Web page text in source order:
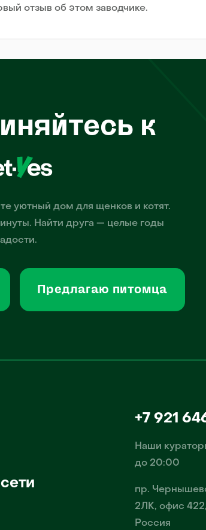
отзыв об этом заводчике.
к
уютный дом для щенков и котят.
Найти друга — целые годы
Предлагаю питомца
+7 921
Наши
до 20:00
пр.
2ЛК, офис
Россия